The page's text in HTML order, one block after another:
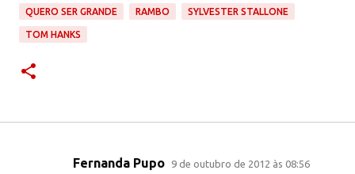
QUERO SER GRANDE RAMBO SYLVESTER STALLONE
TOM HANKS
Fernanda Pupo 9 de outubro de 2012 às 08:56